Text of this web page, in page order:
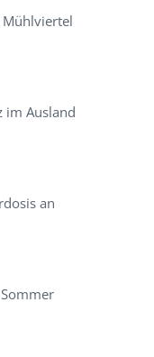
Mühlviertel
im Ausland
an